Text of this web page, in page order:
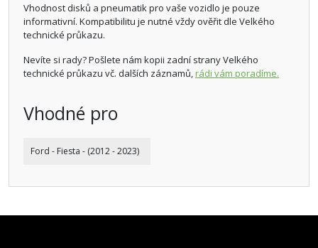
Vhodnost disků a pneumatik pro vaše vozidlo je pouze
informativní. Kompatibilitu je nutné vždy ověřit dle Velkého
technické průkazu.
Nevíte si rady? Pošlete nám kopii zadní strany Velkého
technické průkazu vč. dalších záznamů,rádi vám poradíme.
Vhodné pro
Ford - Fiesta - (2012 - 2023)